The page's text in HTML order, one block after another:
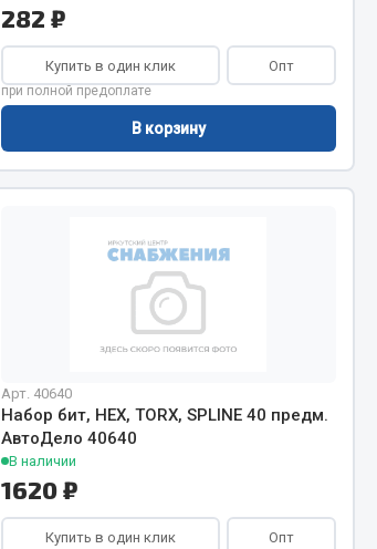
Cosmo
Весь раздел
FORVARD
DELТА
Весь раздел
282 ₽
Купить в один клик Опт
при полной предоплате
В корзину
Арт. 40640
Набор бит, HEX, TORX, SPLINE 40 предм.
АвтоДело 40640
В наличии
1620 ₽
Купить в один клик Опт